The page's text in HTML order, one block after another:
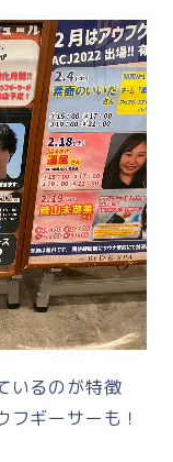
いるのが特徴
ギーサーも！